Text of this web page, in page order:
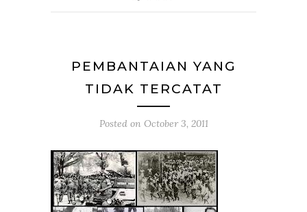
PEMBANTAIAN YANG
TIDAK TERCATAT
Posted on October 3, 2011